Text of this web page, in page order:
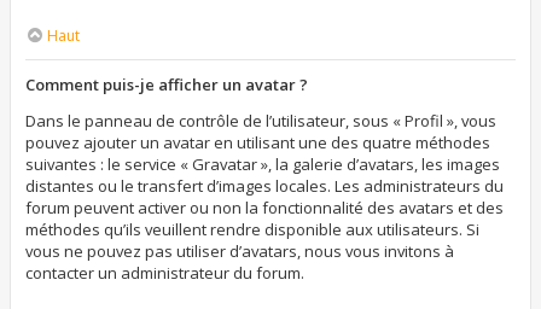
Haut
Comment puis-je afficher un avatar ?
Dans le panneau de contrôle de l’utilisateur, sous « Profil », vous
pouvez ajouter un avatar en utilisant une des quatre méthodes
suivantes : le service « Gravatar », la galerie d’avatars, les images
distantes ou le transfert d’images locales. Les administrateurs du
forum peuvent activer ou non la fonctionnalité des avatars et des
méthodes qu’ils veuillent rendre disponible aux utilisateurs. Si
vous ne pouvez pas utiliser d’avatars, nous vous invitons à
contacter un administrateur du forum.